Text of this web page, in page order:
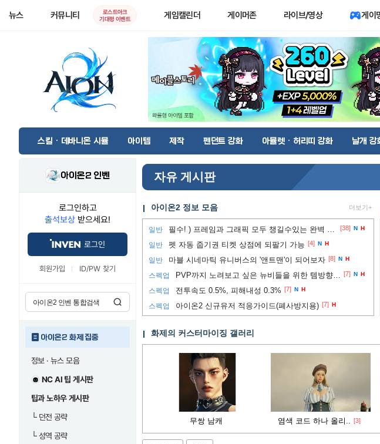
뉴스 커뮤니티
로스트아크
기대평 이벤트
게임캘린더 게이머존 라이브/영상 게이
스킬 · 데바니온 시뮬 아이템 제작 펜던트 강화 아뮬렛 · 허리띠 강화 날개 강
아이온2 인벤
로그인하고
출석보상 받으세요!
로그인
회원가입 ID/PW 찾기
아이온2 화제 집중
정보 · 뉴스 모음
NC AI 팁 게시판
팁과 노하우 게시판
└던전 공략
└성역 공략
자유 게시판
아이온2 정보 모음 더보기+
일반 필수! ) 프레임과 그래픽 모두 챙길수있는 완벽 세팅법!! [38] N H
일반 펫 자동 줍기권 티켓 상점에 되팔기 가능 [4] N H
일반 마블 시네마틱 유니버스의 '앤트맨'이 되어보자 [8] N H
스펙업 PVP까지 노려보고 싶은 뉴비들을 위한 템방향성 추천 [7] N H
스펙업 전투속도 0.5%, 피해내성 0.3% [7] N H
스펙업 아이온2 신규유저 적응가이드(폐사방지용) [7] H
화제의 커스터마이징 갤러리
무쌍 남캐 염색 코드 하나 올리.. [3]